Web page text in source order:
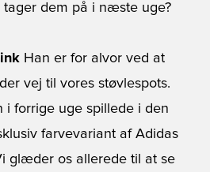
tager dem på i næste uge?
Han er for alvor ved at
vej til vores støvlespots.
i forrige uge spillede i den
farvevariant af Adidas
glæder os allerede til at se